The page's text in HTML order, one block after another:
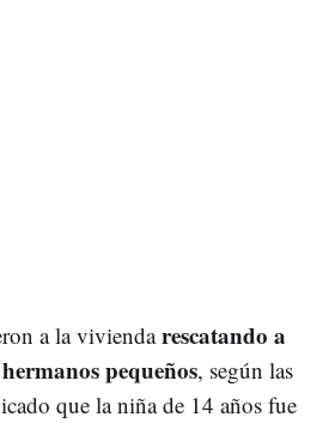
a la viviendarescatando a
pequeños, según las
que la niña de 14 años fue